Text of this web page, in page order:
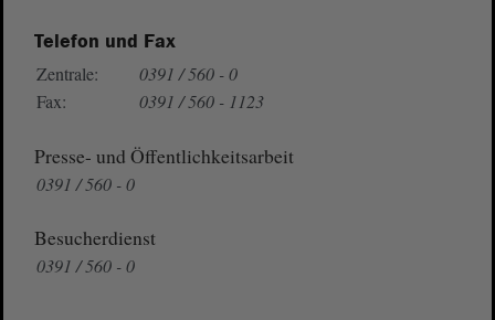
Telefon und Fax
Zentrale:
0391 / 560 - 0
Fax:
0391 / 560 - 1123
Presse- und Öffentlichkeitsarbeit
0391 / 560 - 0
Besucherdienst
0391 / 560 - 0